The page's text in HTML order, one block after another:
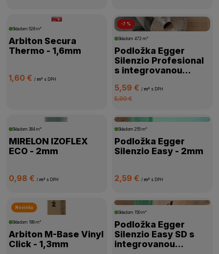
VHODNÁ NA PODLAHOVÉ KÚRENIE
INTEGROVANÁ PAROZÁBRANA
DOSTUPNOSŤ
Skladom528 m²
Arbiton Secura
Thermo - 1,6mm
1,60 €/ m² s DPH
-7 %
Skladom 472 m²
Podložka Egger
Silenzio Profesional
s integrovanou
1,8mm
5,59 € / m² s DPH
5,99 €
Skladom384 m²
MIRELON IZOFLEX
ECO - 2mm
0,98 €/ m² s DPH
Skladom 255 m²
Podložka Egger
Silenzio Easy - 2mm
2,59 € / m² s DPH
Novinka
Skladom189 m²
Arbiton M-Base Vinyl
Click - 1,3mm
Skladom 150 m²
Podložka Egger
Silenzio Easy SD s
integrovanou